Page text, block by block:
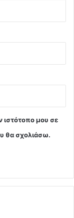
ιστότοπο μου σε
θα σχολιάσω.